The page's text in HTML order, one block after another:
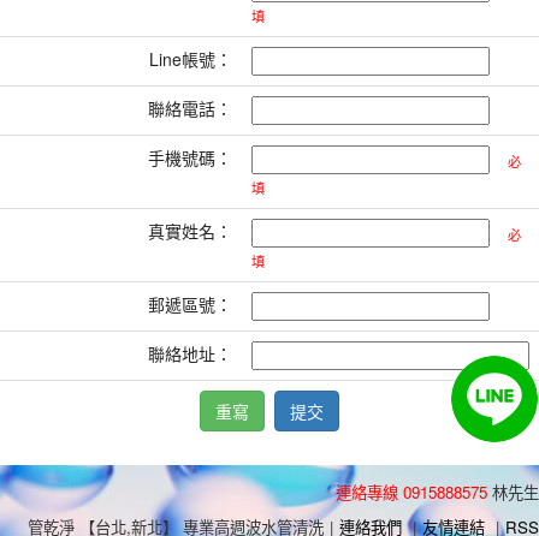
填
Line帳號：
聯絡電話：
手機號碼：
必
填
真實姓名：
必
填
郵遞區號：
聯絡地址：
連絡專線 0915888575 林先生
管乾淨 【台北,新北】 專業高週波水管清洗 | 連絡我們 | 友情連結 | RSS